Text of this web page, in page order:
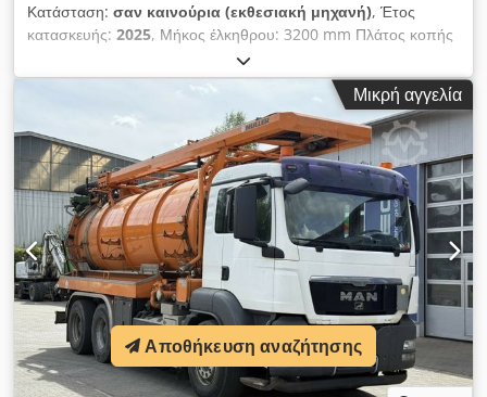
Κατάσταση: σαν καινούρια (εκθεσιακή μηχανή), Έτος
κατασκευής: 2025, Μήκος έλκηθρου: 3200 mm Πλάτος κοπής
στον παράλληλο οδηγό: 1000 mm Πλάτος κοπής στον κάθετο
οδηγό: 3200 mm Βάθος κοπής: 200 mm Προδιαιρέτης: όχι
Ρύθμιση ύψους δίσκου: χειροστρόφαλο Ρύθμιση κλίσης
δίσκου: χειροστρόφαλο Ρύθμιση παράλληλου οδηγού:
χειροκίνητα Ένδειξη γωνίας δίσκου: κλίμακα Cjdpjwm Nrcefx
Akaeha Ένδειξη ύψους κοπής: - Ένδειξη παράλληλου οδηγού:
κλίμακα Ένδειξη κάθετου κανόνα: κλίμακα Μέγιστη διάμετρος
δίσκου: 550 mm Διάμετρος δίσκου εντελώς κάτω από το
τραπέζι: 500 mm Ισχύς κινητήρα: 9 kW Φρένο κινητήρα: ναι /
αυτόματο Σύνδεση αναρρόφησης: 100 mm και 120 mm
Μήκος μηχανήματος: 3500 mm Πλάτος μηχανήματος: 2000
mm Βάρος: 900 kg
Μικρή αγγελία
Αποθήκευση αναζήτησης